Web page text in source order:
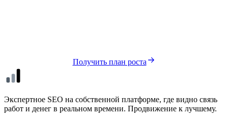
Получить план роста
Экспертное SEO на собственной платформе, где видно связь
работ и денег в реальном времени. Продвижение к лучшему.